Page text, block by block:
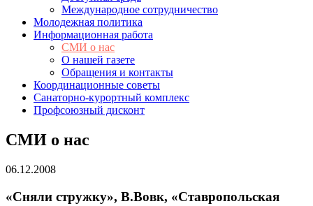
Международное сотрудничество
Молодежная политика
Информационная работа
СМИ о нас
О нашей газете
Обращения и контакты
Координационные советы
Санаторно-курортный комплекс
Профсоюзный дисконт
СМИ о нас
06.12.2008
«Сняли стружку», В.Вовк, «Ставропольская